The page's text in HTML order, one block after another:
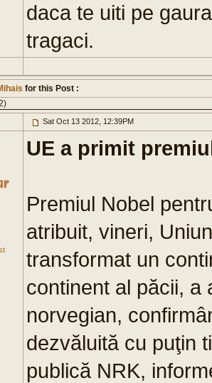
daca te uiti pe
tragaci.
for this Post :
Sat Oct 13 2012, 12:39PM
UE a primit
Premiul Nobel
atribuit, vineri,
transformat un
continent al păcii, a
norvegian,
dezvăluită cu puţin
publică NRK,